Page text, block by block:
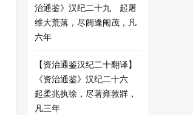
治通鉴》汉纪二十九 起屠
维大荒落，尽阏逢阉茂，凡
六年
【资治通鉴汉纪二十翻译】
《资治通鉴》汉纪二十六
起柔兆执徐，尽著雍敦牂，
凡三年